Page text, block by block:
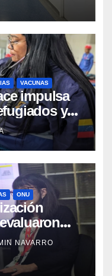
VACUNAS
impulsa
y
en
ONU
en
e
sísmica
NAVARRO